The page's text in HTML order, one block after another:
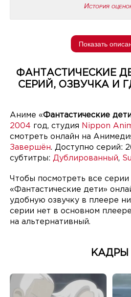
История
Показать
ФАНТАСТИЧЕСКИЕ
СЕРИЙ, ОЗВУЧКА И
Аниме «Фантастические
2004 год, студия Nippon
смотреть онлайн на
Завершён. Доступно серий:
субтитры: Дублированный,
Чтобы посмотреть все серии
«Фантастические дети»
удобную озвучку в плеере
серии нет в основном
на альтернативный.
КАДРЫ